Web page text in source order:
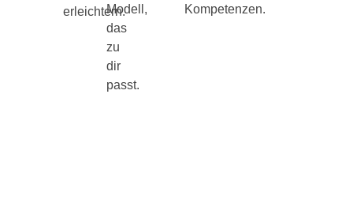
erleichtern.Modell,
das
zu
dir
passt.
Kompetenzen.